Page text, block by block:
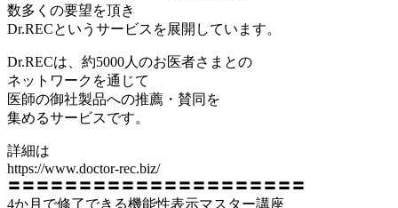
数多くの要望を頂き
Dr.RECというサービスを展開しています。
Dr.RECは、約5000人のお医者さまとの
ネットワークを通じて
医師の御社製品への推薦・賛同を
集めるサービスです。
詳細は
https://www.doctor-rec.biz/
〓〓〓〓〓〓〓〓〓〓〓〓〓〓〓〓〓〓〓〓〓
4か月で修了できる機能性表示マスター講座